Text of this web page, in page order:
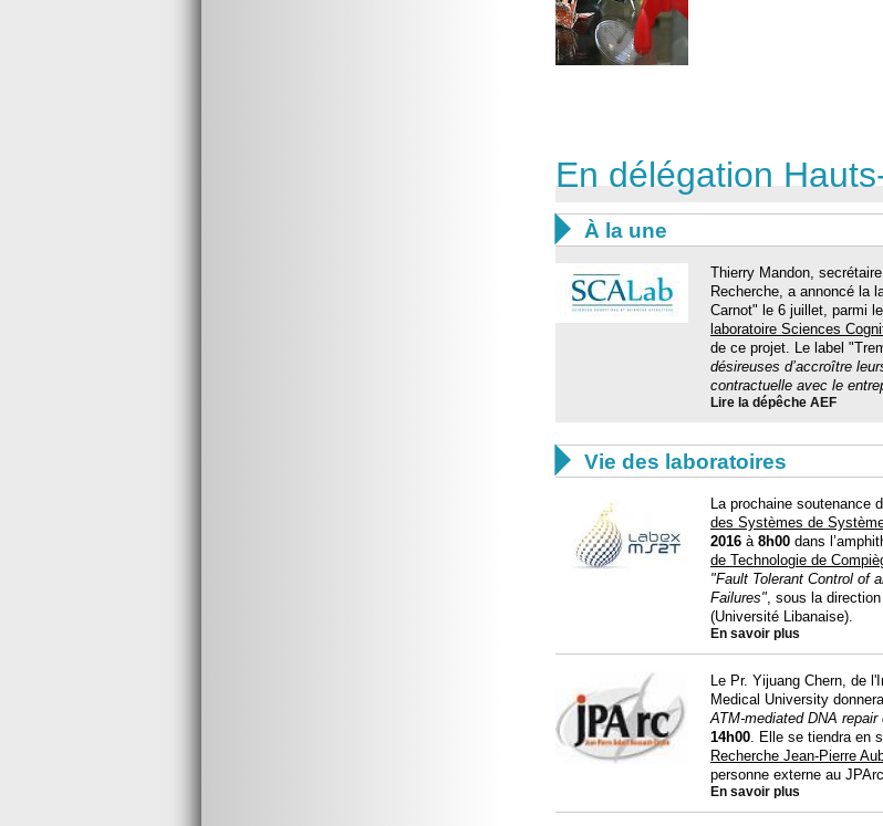
En délégation
 À la une
Thierry Mandon,
Recherche, a annoncé la
Carnot" le 6 juillet, parmi
laboratoire Sciences
de ce projet. Le label
désireuses d’accroître
contractuelle avec le
Lire la dépêche AEF
 Vie des laboratoires
La prochaine soutenance
des Systèmes de
2016 à 8h00 dans
de Technologie de
"Fault Tolerant Control of
Failures" , sous la
(Université Libanaise).
En savoir plus
Le Pr. Yijuang Chern, de
Medical University
ATM-mediated DNA
14h00 . Elle se tiendra en
Recherche Jean-Pierre
personne externe au
En savoir plus